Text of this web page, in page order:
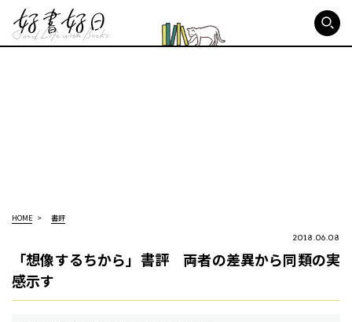
HOME 書評
2018.06.08
「想像するちから」書評 両者の差異から同類の実
感示す